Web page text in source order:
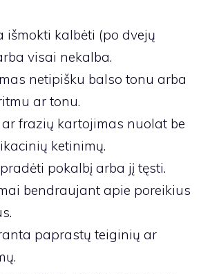
išmokti kalbėti (po dvejų
visai nekalba.
netipišku balso tonu arba
ar tonu.
frazių kartojimas nuolat be
ketinimų.
pokalbį arba jį tęsti.
bendraujant apie poreikius
paprastų teiginių ar